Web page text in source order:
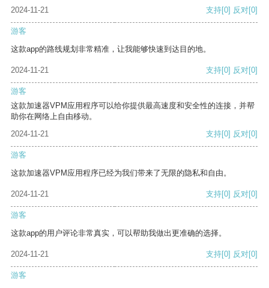
2024-11-21
支持[0] 反对[0]
游客
这款app的路线规划非常精准，让我能够快速到达目的地。
2024-11-21 支持[0] 反对[0]
游客
这款加速器VPM应用程序可以给你提供最高速度和安全性的连接，并帮
助你在网络上自由移动。
2024-11-21
支持[0] 反对[0]
游客
这款加速器VPM应用程序已经为我们带来了无限的隐私和自由。
2024-11-21 支持[0] 反对[0]
游客
这款app的用户评论非常真实，可以帮助我做出更准确的选择。
2024-11-21 支持[0] 反对[0]
游客